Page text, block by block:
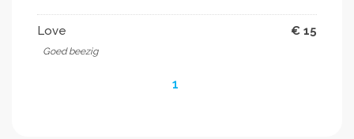
Love € 15
Goed beezig
1